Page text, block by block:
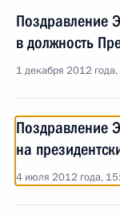
Поздравление
в должность
1 декабря 2012
Поздравление
на
4 июля 2012 года,